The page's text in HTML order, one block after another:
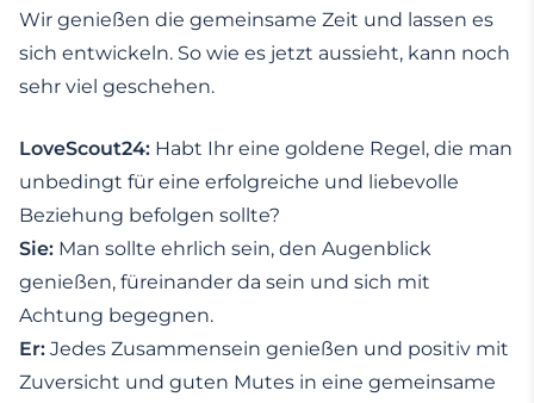
Wir genießen die gemeinsame Zeit und lassen es
sich entwickeln. So wie es jetzt aussieht, kann noch
sehr viel geschehen.
LoveScout24: Habt Ihr eine goldene Regel, die man
unbedingt für eine erfolgreiche und liebevolle
Beziehung befolgen sollte?
Sie: Man sollte ehrlich sein, den Augenblick
genießen, füreinander da sein und sich mit
Achtung begegnen.
Er: Jedes Zusammensein genießen und positiv mit
Zuversicht und guten Mutes in eine gemeinsame